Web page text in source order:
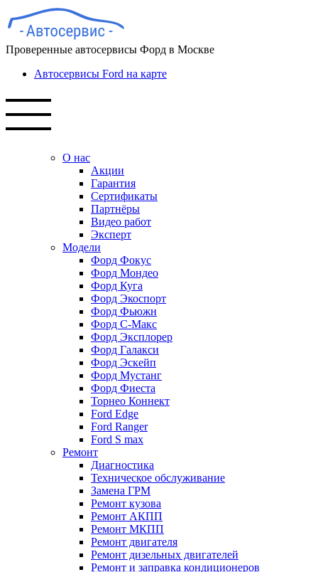
Проверенные автосервисы Форд в Москве
Автосервисы Ford на карте
О нас
Акции
Гарантия
Сертификаты
Партнёры
Видео работ
Эксперт
Модели
Форд Фокус
Форд Мондео
Форд Куга
Форд Экоспорт
Форд Фьюжн
Форд С-Макс
Форд Эксплорер
Форд Галакси
Форд Эскейп
Форд Мустанг
Форд Фиеста
Торнео Коннект
Ford Edge
Ford Ranger
Ford S max
Ремонт
Диагностика
Техническое обслуживание
Замена ГРМ
Ремонт кузова
Ремонт АКПП
Ремонт МКПП
Ремонт двигателя
Ремонт дизельных двигателей
Ремонт и заправка кондиционеров